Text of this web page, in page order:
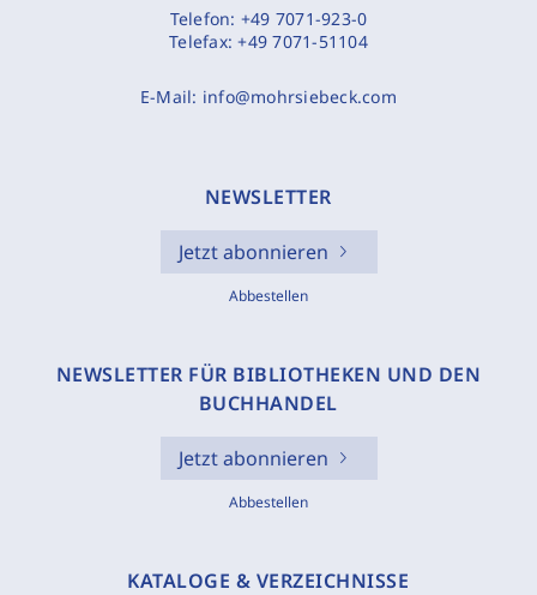
Telefon: +49 7071-923-0
Telefax:+49 7071-51104
E-Mail: info@mohrsiebeck.com
NEWSLETTER
Jetzt abonnieren
Abbestellen
NEWSLETTER FÜR BIBLIOTHEKEN UND DEN
BUCHHANDEL
Jetzt abonnieren
Abbestellen
KATALOGE & VERZEICHNISSE